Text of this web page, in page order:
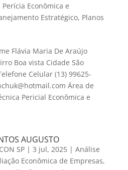
Perícia Econômica e
Estratégico, Planos
Flávia Maria De Araújo
Boa vista Cidade São
Celular (13) 99625-
Área de
Pericial Econômica e
AUGUSTO
SP| 3 jul, 2025| Análise
Econômica de Empresas,